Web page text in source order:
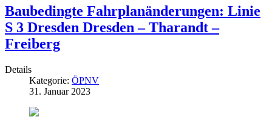
Baubedingte Fahrplanänderungen: Linie
S 3 Dresden Dresden – Tharandt –
Freiberg
Details
Kategorie: ÖPNV
31. Januar 2023